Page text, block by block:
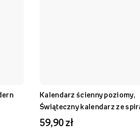
Kalendarz ścienny poziomy,
Świąteczny kalendarz ze
środku, 30x20-A4
59,90 zł